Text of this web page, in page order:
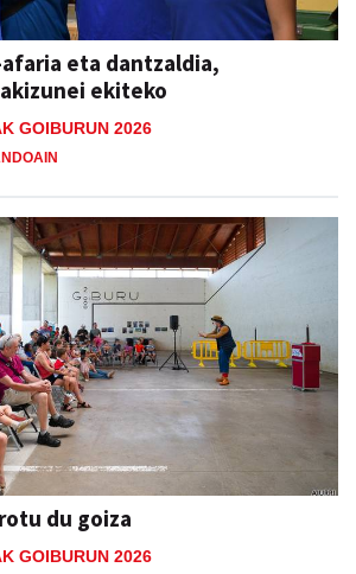
eta dantzaldia,
ekiteko
GOIBURUN 2026
du goiza
GOIBURUN 2026